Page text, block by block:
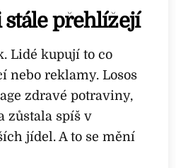
stále přehlížejí
Lidé kupují to co
nebo reklamy. Losos
zdravé potraviny,
zůstala spíš v
jídel. A to se mění